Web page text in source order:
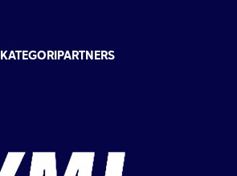
KATEGORIPARTNERS